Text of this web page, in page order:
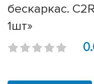
бескаркас.
1шт»